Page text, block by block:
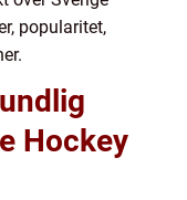
popularitet,
Hockey